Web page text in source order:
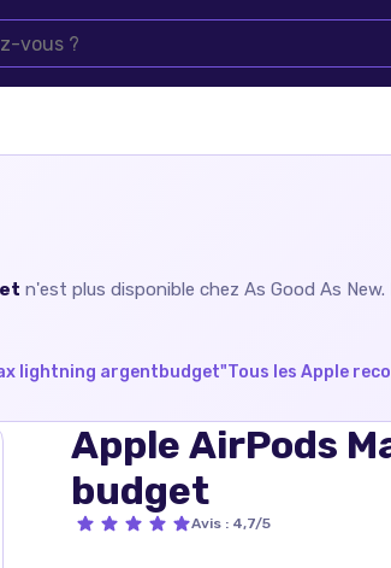
n'est plus disponible chez As Good As New.
lightning argentbudget"Tous les Apple
Apple AirPods
budget
Avis: 4,7/5